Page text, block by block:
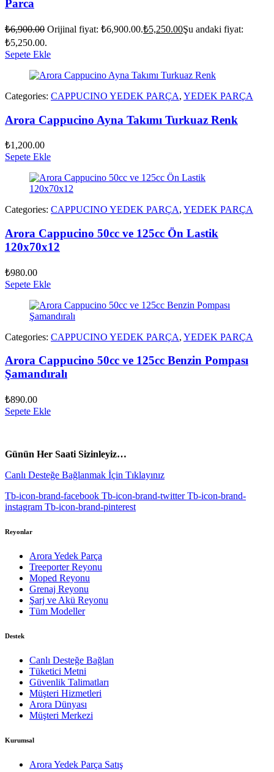
Parca
₺6,900.00 Orijinal fiyat: ₺6,900.00.₺5,250.00Şu andaki fiyat:
₺5,250.00.
Sepete Ekle
Categories: CAPPUCINO YEDEK PARÇA, YEDEK PARÇA
Arora Cappucino Ayna Takımı Turkuaz Renk
₺1,200.00
Sepete Ekle
Categories: CAPPUCINO YEDEK PARÇA, YEDEK PARÇA
Arora Cappucino 50cc ve 125cc Ön Lastik
120x70x12
₺980.00
Sepete Ekle
Categories: CAPPUCINO YEDEK PARÇA, YEDEK PARÇA
Arora Cappucino 50cc ve 125cc Benzin Pompası
Şamandıralı
₺890.00
Sepete Ekle
Günün Her Saati Sizinleyiz…
Canlı Desteğe Bağlanmak İçin Tıklayınız
Tb-icon-brand-facebook Tb-icon-brand-twitter Tb-icon-brand-
instagram Tb-icon-brand-pinterest
Reyonlar
Arora Yedek Parça
Treeporter Reyonu
Moped Reyonu
Grenaj Reyonu
Şarj ve Akü Reyonu
Tüm Modeller
Destek
Canlı Desteğe Bağlan
Tüketici Metni
Güvenlik Talimatları
Müşteri Hizmetleri
Arora Dünyası
Müşteri Merkezi
Kurumsal
Arora Yedek Parça Satış